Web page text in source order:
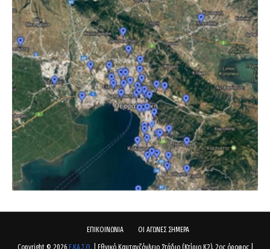
ΕΠΙΚΟΙΝΩΝΙΑ ΟΙ ΑΓΩΝΕΣ ΣΗΜΕΡΑ